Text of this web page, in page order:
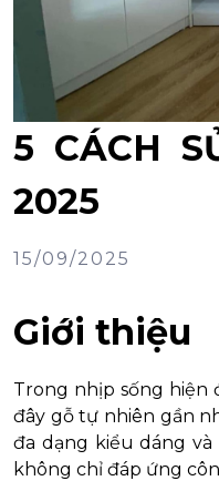
5 CÁCH
2025
15/09/2025
Giới thiệu
Trong nhịp sống hiện
đây gỗ tự nhiên gần
đa dạng kiểu dáng
không chỉ đáp ứng